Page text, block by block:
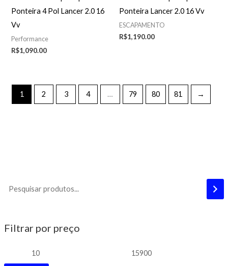
Filtrar por preço
Ponteira 4 Pol Lancer 2.0 16
Vv
Performance
R$1,090.00
Ponteira Lancer 2.0 16 Vv
ESCAPAMENTO
R$1,190.00
1 2 3 4 … 79 80 81 →